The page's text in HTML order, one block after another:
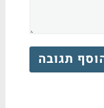
תגובה